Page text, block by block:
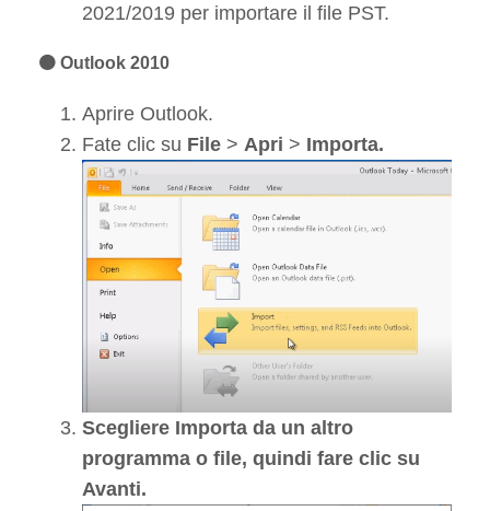
2021/2019 per importare il file PST.
🟠 Outlook 2010
Aprire Outlook.
Fate clic su File > Apri > Importa.
Scegliere Importa da un altro
programma o file, quindi fare clic su
Avanti.